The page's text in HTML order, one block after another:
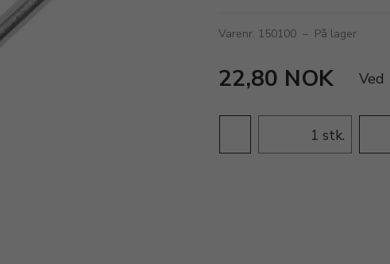
Varenr. 150100 – På lager
22,80 NOK Ved
stk.